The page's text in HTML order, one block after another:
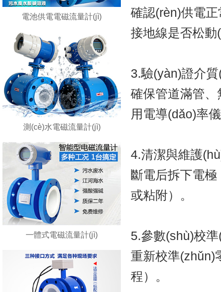
電池供電電磁流量計(jì)
測(cè)水電磁流量計(jì)
一體式電磁流量計(jì)
確認(rèn)供電正
接地線是否松
3.驗(yàn)證介
確保管道滿管
用電導(dǎo)率
4.清潔與維護
斷電后拆下電極
或粘附）。
5.參數(shù)校
重新校準(zhǔn)
程）。